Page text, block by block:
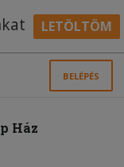
LETÖLTÖM
BELÉPÉS
Ház